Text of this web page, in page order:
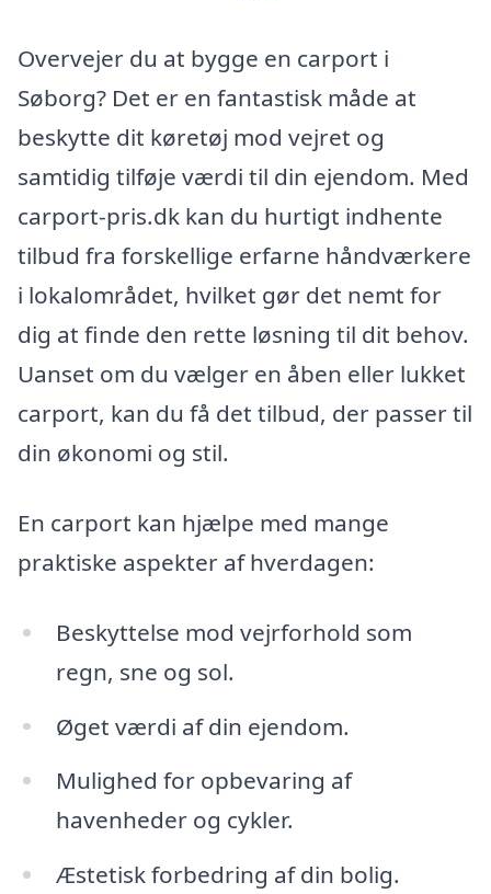
Overvejer du at bygge en carport i
Søborg? Det er en fantastisk måde at
beskytte dit køretøj mod vejret og
samtidig tilføje værdi til din ejendom. Med
carport-pris.dk kan du hurtigt indhente
tilbud fra forskellige erfarne håndværkere
i lokalområdet, hvilket gør det nemt for
dig at finde den rette løsning til dit behov.
Uanset om du vælger en åben eller lukket
carport, kan du få det tilbud, der passer til
din økonomi og stil.
En carport kan hjælpe med mange
praktiske aspekter af hverdagen:
Beskyttelse mod vejrforhold som
regn, sne og sol.
Øget værdi af din ejendom.
Mulighed for opbevaring af
havenheder og cykler.
Æstetisk forbedring af din bolig.